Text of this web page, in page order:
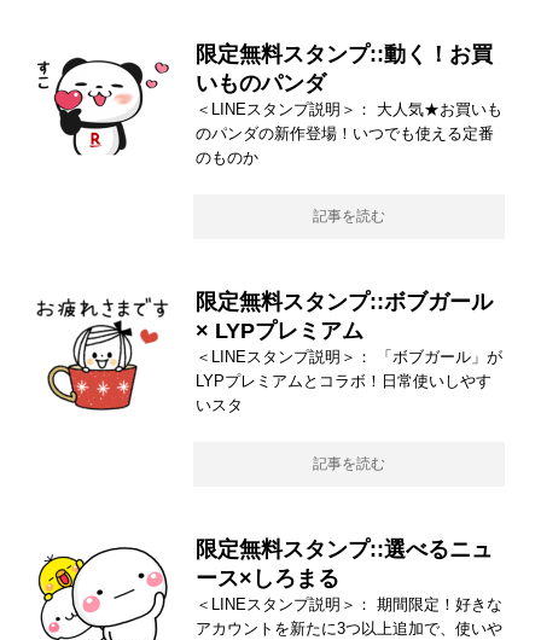
限定無料スタンプ::動く！お買
いものパンダ
＜LINEスタンプ説明＞： 大人気★お買いも
のパンダの新作登場！いつでも使える定番
のものか
記事を読む
限定無料スタンプ::ボブガール
× LYPプレミアム
＜LINEスタンプ説明＞： 「ボブガール」が
LYPプレミアムとコラボ！日常使いしやす
いスタ
記事を読む
限定無料スタンプ::選べるニュ
ース×しろまる
＜LINEスタンプ説明＞： 期間限定！好きな
アカウントを新たに3つ以上追加で、使いや